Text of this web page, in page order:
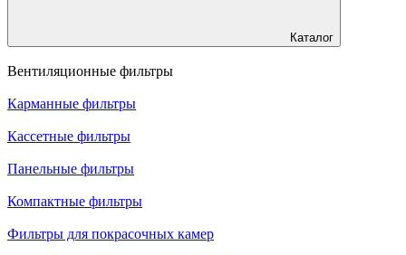
Каталог
Вентиляционные фильтры
Карманные фильтры
Кассетные фильтры
Панельные фильтры
Компактные фильтры
Фильтры для покрасочных камер